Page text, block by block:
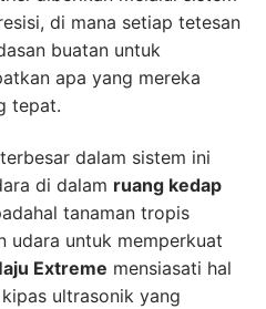
di mana setiap tetesan
buatan untuk
apa yang mereka
tepat.
dalam sistem ini
di dalam ruang kedap
tanaman tropis
udara untuk memperkuat
Extreme mensiasati hal
ultrasonik yang